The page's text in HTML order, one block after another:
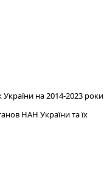
України на 2014-2023 роки
НАН України та їх